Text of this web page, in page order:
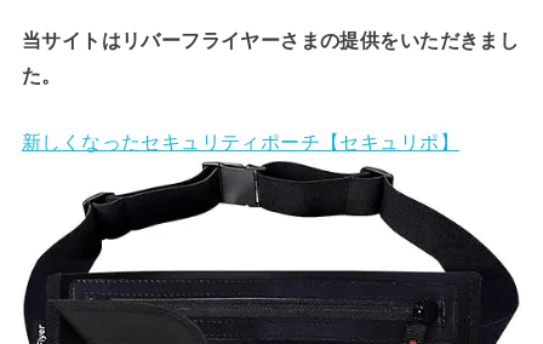
当サイトはリバーフライヤーさまの提供をいただきまし
た。
新しくなったセキュリティポーチ【セキュリポ】